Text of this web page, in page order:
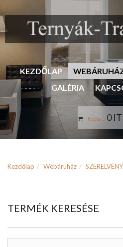
KEZDŐLAP
GALÉRIA
Kosár: 0
Kezdőlap Webáruház
TERMÉK KERESÉSE